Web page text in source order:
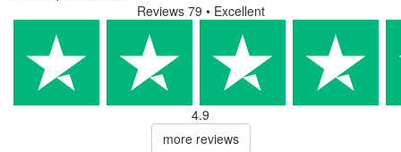
Reviews 79 • Excellent
4.9
more reviews